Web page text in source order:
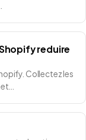
reduire
Collectez les